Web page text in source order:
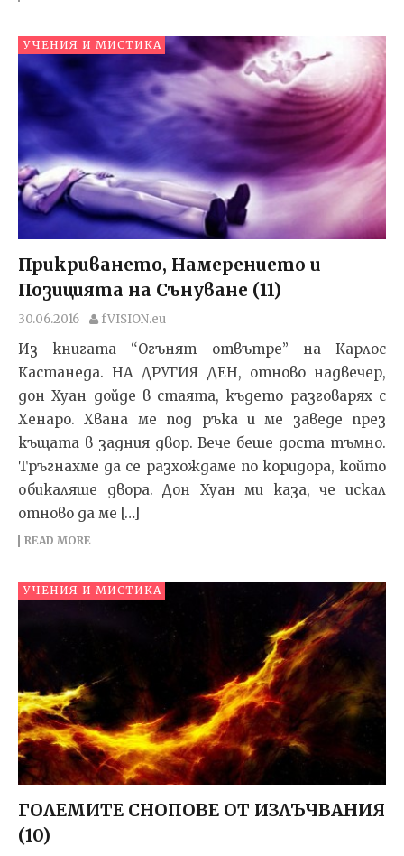
УЧЕНИЯ И МИСТИКА
Прикриването, Намерението и
Позицията на Сънуване (11)
30.06.2016 fVISION.eu
Из книгата “Огънят отвътре” на Карлос
Кастанеда. НА ДРУГИЯ ДЕН, отново надвечер,
дон Хуан дойде в стаята, където разговарях с
Хенаро. Хвана ме под ръка и ме заведе през
къщата в задния двор. Вече беше доста тъмно.
Тръгнахме да се разхождаме по коридора, който
обикаляше двора. Дон Хуан ми каза, че искал
отново да ме […]
READ MORE
УЧЕНИЯ И МИСТИКА
ГОЛЕМИТЕ СНОПОВЕ ОТ ИЗЛЪЧВАНИЯ
(10)